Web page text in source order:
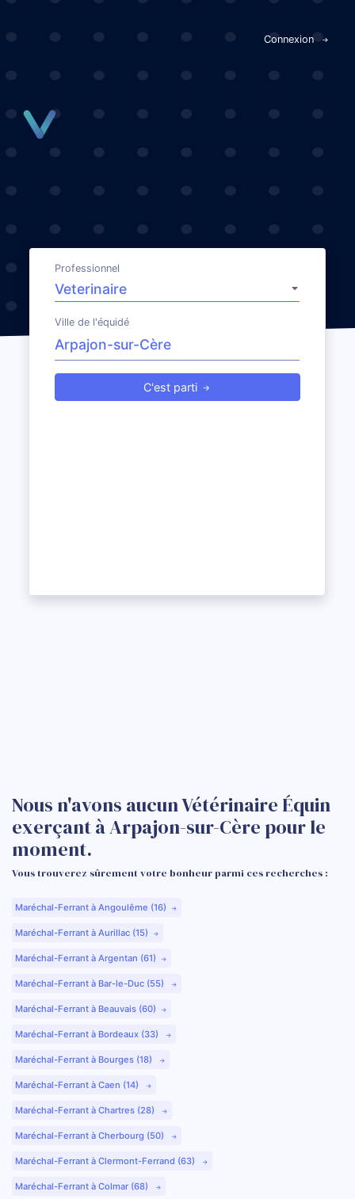
Connexion
Professionnel
Ville de l'équidé
C'est parti
Nous n'avons aucun Vétérinaire Équin
exerçant à Arpajon-sur-Cère pour le
moment.
Vous trouverez sûrement votre bonheur parmi ces recherches :
Maréchal-Ferrant à Angoulême (16)
Maréchal-Ferrant à Aurillac (15)
Maréchal-Ferrant à Argentan (61)
Maréchal-Ferrant à Bar-le-Duc (55)
Maréchal-Ferrant à Beauvais (60)
Maréchal-Ferrant à Bordeaux (33)
Maréchal-Ferrant à Bourges (18)
Maréchal-Ferrant à Caen (14)
Maréchal-Ferrant à Chartres (28)
Maréchal-Ferrant à Cherbourg (50)
Maréchal-Ferrant à Clermont-Ferrand (63)
Maréchal-Ferrant à Colmar (68)